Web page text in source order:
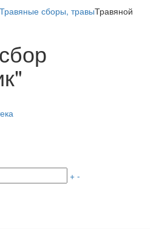
Травяные сборы, травыТравяной
+ -